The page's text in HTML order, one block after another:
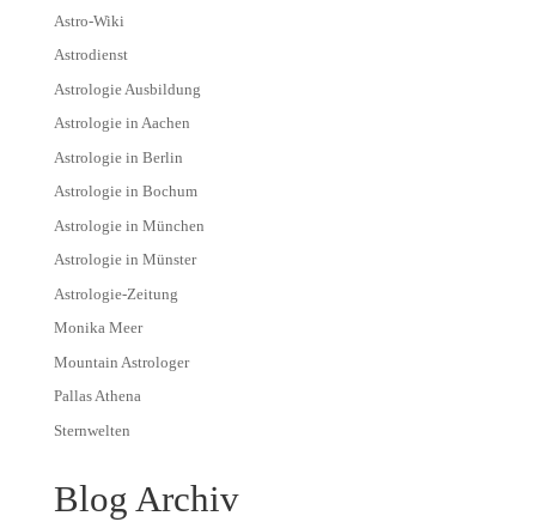
Astro-Wiki
Astrodienst
Astrologie Ausbildung
Astrologie in Aachen
Astrologie in Berlin
Astrologie in Bochum
Astrologie in München
Astrologie in Münster
Astrologie-Zeitung
Monika Meer
Mountain Astrologer
Pallas Athena
Sternwelten
Blog Archiv